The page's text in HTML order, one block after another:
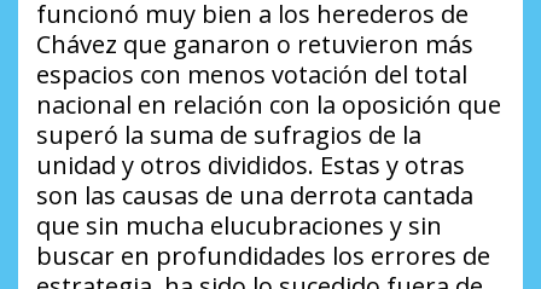
funcionó muy bien a los herederos de
Chávez que ganaron o retuvieron más
espacios con menos votación del total
nacional en relación con la oposición que
superó la suma de sufragios de la
unidad y otros divididos. Estas y otras
son las causas de una derrota cantada
que sin mucha elucubraciones y sin
buscar en profundidades los errores de